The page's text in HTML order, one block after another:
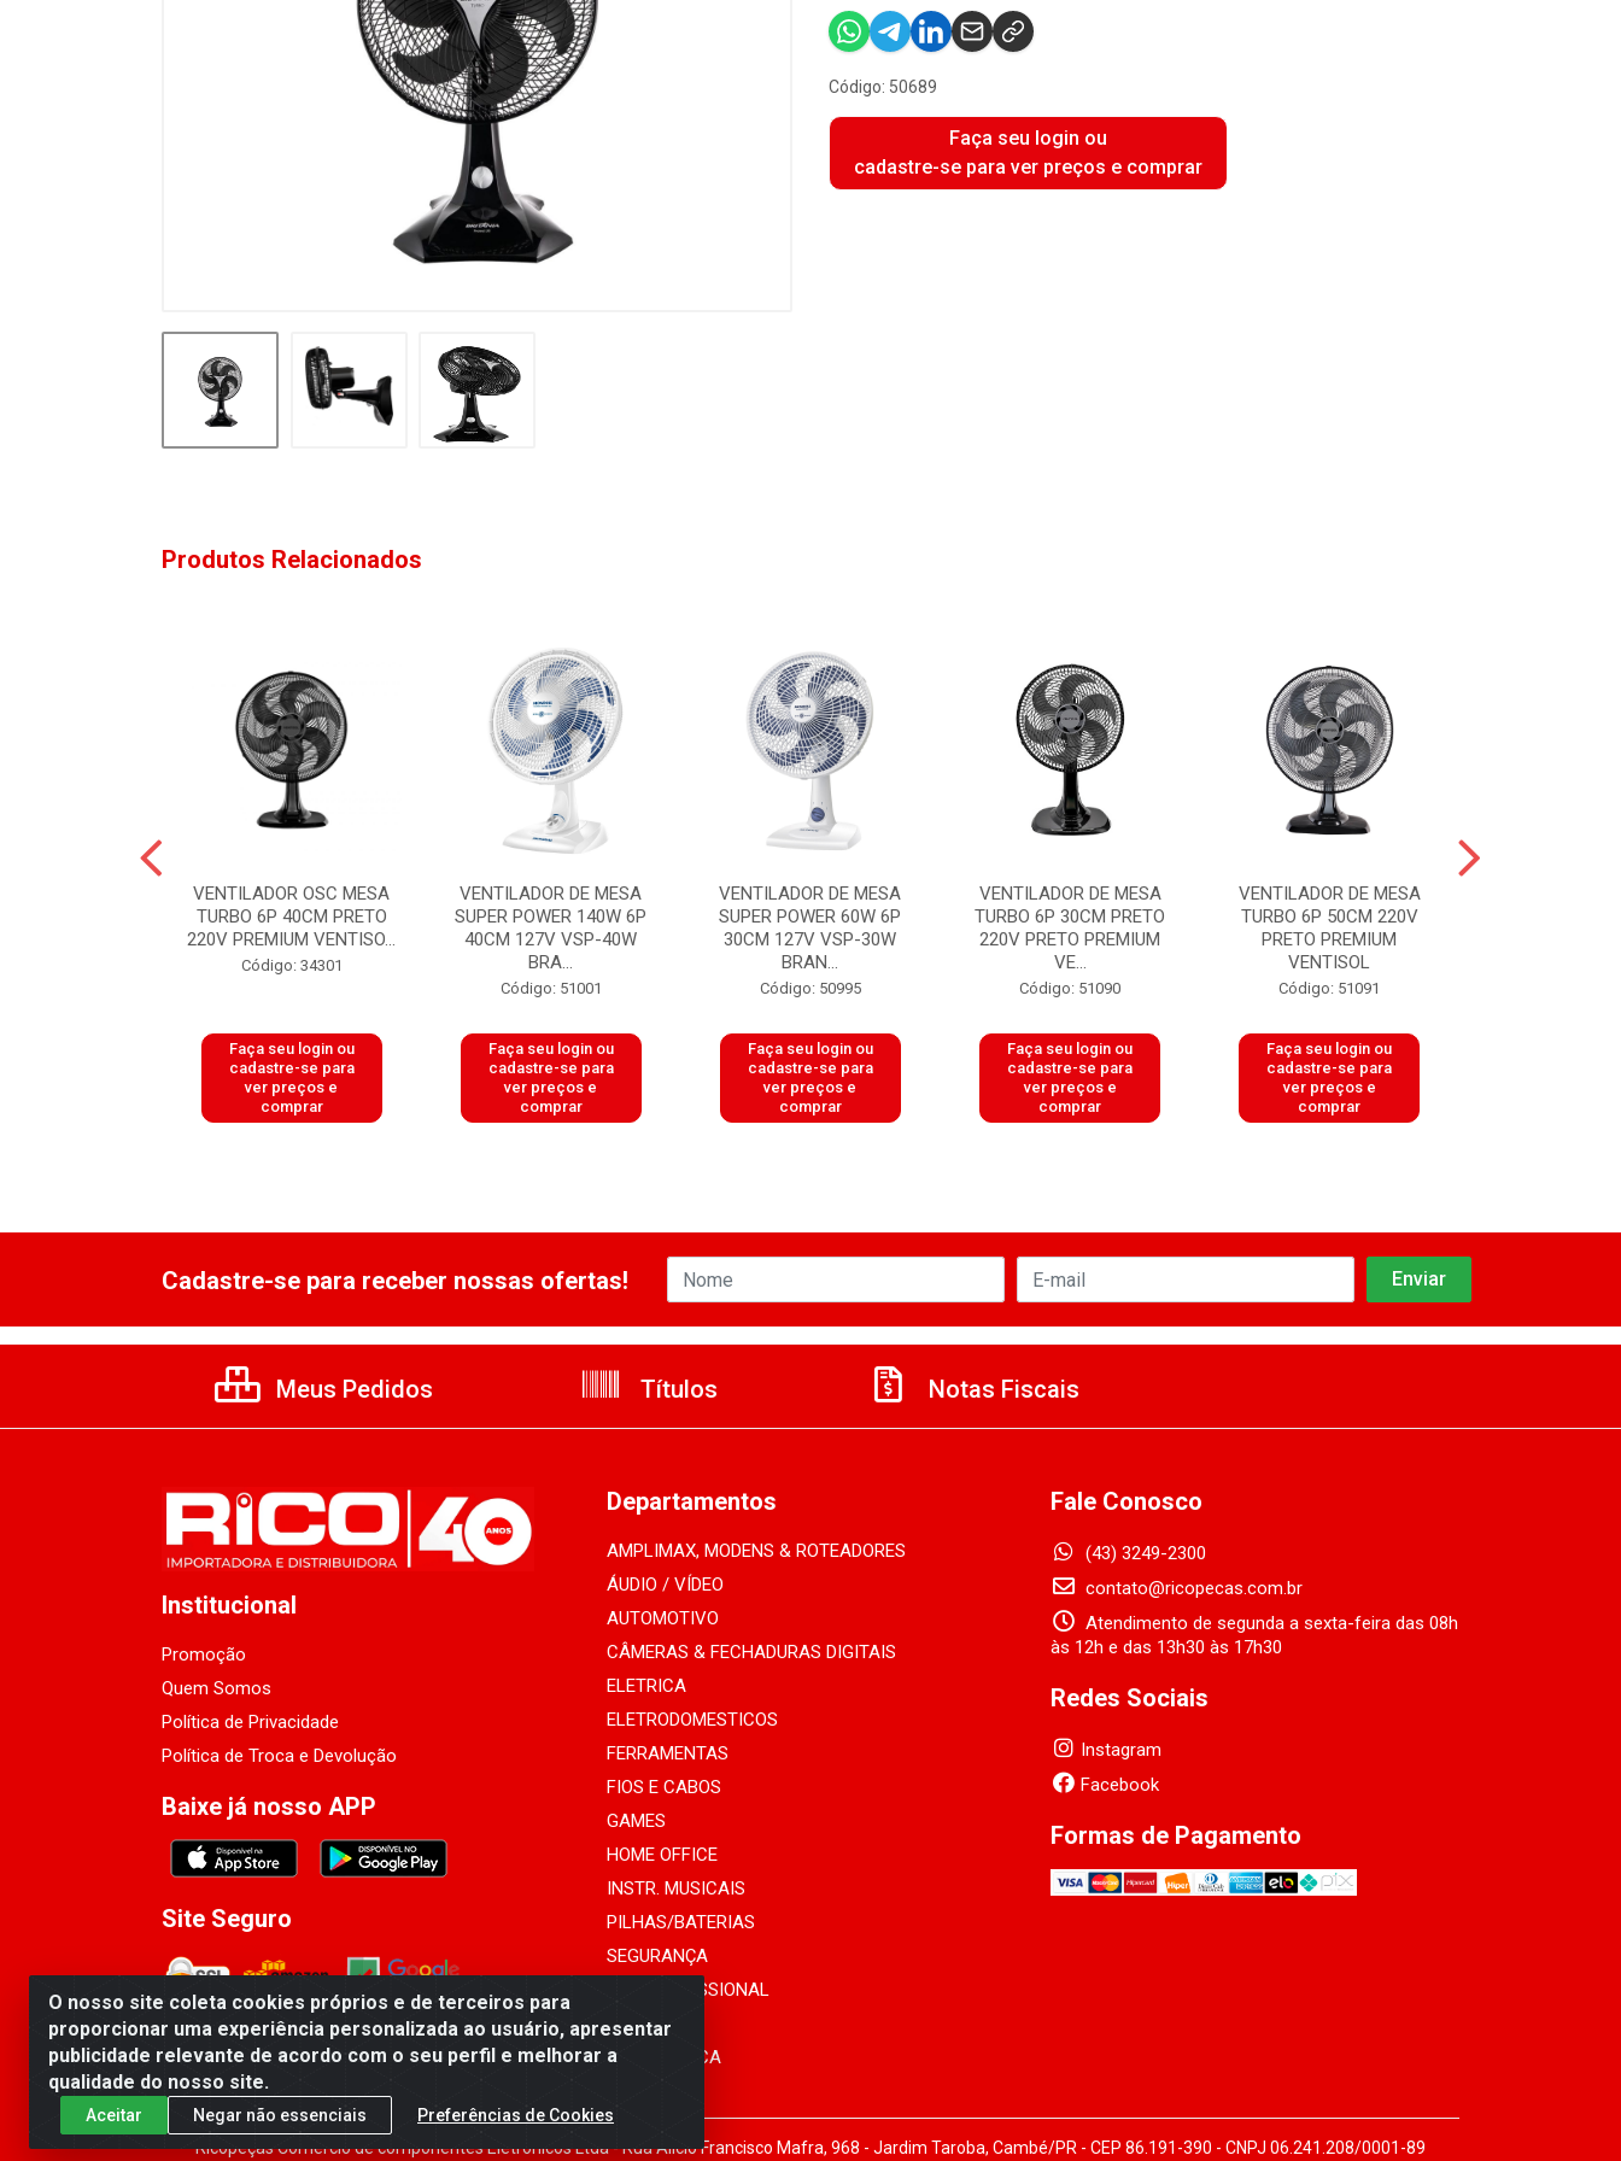
Código: 50689
Faça seu login ou
cadastre-se para ver preços e comprar
Produtos Relacionados
VENTILADOR OSC MESA
TURBO 6P 40CM PRETO
220V PREMIUM VENTISO...
Código: 34301
Faça seu login ou
cadastre-se para
ver preços e
comprar
VENTILADOR DE MESA
SUPER POWER 140W 6P
40CM 127V VSP-40W
BRA...
Código: 51001
Faça seu login ou
cadastre-se para
ver preços e
comprar
VENTILADOR DE MESA
SUPER POWER 60W 6P
30CM 127V VSP-30W
BRAN...
Código: 50995
Faça seu login ou
cadastre-se para
ver preços e
comprar
VENTILADOR DE MESA
TURBO 6P 30CM PRETO
220V PRETO PREMIUM
VE...
Código: 51090
Faça seu login ou
cadastre-se para
ver preços e
comprar
VENTILADOR DE MESA
TURBO 6P 50CM 220V
PRETO PREMIUM
VENTISOL
Código: 51091
Faça seu login ou
cadastre-se para
ver preços e
comprar
O nosso site coleta cookies próprios e de terceiros para
proporcionar uma experiência personalizada ao usuário, apresentar
publicidade relevante de acordo com o seu perfil e melhorar a
qualidade do nosso site.
Aceitar Negar não essenciais Preferências de Cookies
Cadastre-se para receber nossas ofertas!
Meus Pedidos Títulos Notas Fiscais
Institucional
Promoção
Quem Somos
Política de Privacidade
Política de Troca e Devolução
Baixe já nosso APP
Site Seguro
Departamentos
AMPLIMAX, MODENS & ROTEADORES
ÁUDIO / VÍDEO
AUTOMOTIVO
CÂMERAS & FECHADURAS DIGITAIS
ELETRICA
ELETRODOMESTICOS
FERRAMENTAS
FIOS E CABOS
GAMES
HOME OFFICE
INSTR. MUSICAIS
PILHAS/BATERIAS
SEGURANÇA
SOM PROFISSIONAL
TELEFONIA
INFORMÁTICA
Fale Conosco
(43) 3249-2300
contato@ricopecas.com.br
Atendimento de segunda a sexta-feira das 08h
às 12h e das 13h30 às 17h30
Redes Sociais
Instagram
Facebook
Formas de Pagamento
Ricopeças Comércio de componentes Eletrônicos Ltda - Rua Alicio Francisco Mafra, 968 - Jardim Taroba, Cambé/PR - CEP 86.191-390 - CNPJ 06.241.208/0001-89